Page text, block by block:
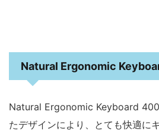
Natural Ergonomic
Natural Ergonomic Keyboard
たデザインにより、とても快適に